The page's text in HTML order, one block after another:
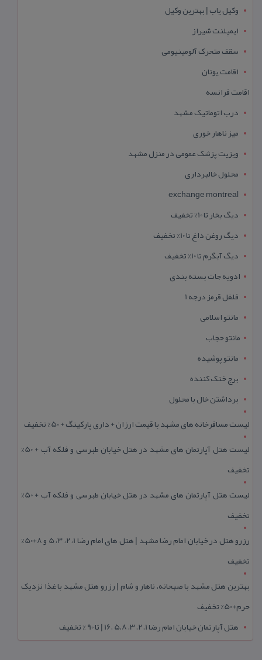
وکیل یاب | بهترین وکیل
ایمپلنت شیراز
سقف متحرک آلومینیومی
اقامت یونان
اقامت فرانسه
درب اتوماتیک مشهد
میز ناهار خوری
ویزیت پزشک عمومی در منزل مشهد
محلول خالبرداری
exchange montreal
دیگ بخار تا 10% تخفیف
دیگ روغن داغ تا 10% تخفیف
دیگ آبگرم تا 10% تخفیف
ادویه جات بسته بندی
فلفل قرمز درجه 1
مانتو اسلامی
مانتو حجاب
مانتو پوشیده
برج خنک کننده
برداشتن خال با محلول
لیست مسافرخانه های مشهد با قیمت ارزان + داری پارکینگ + 50% تخفیف
لیست هتل آپارتمان های مشهد در هتل خیابان طبرسی و فلکه آب + 50%
تخفیف
لیست هتل آپارتمان های مشهد در هتل خیابان طبرسی و فلکه آب + 50%
تخفیف
رزرو هتل در خیابان امام رضا مشهد | هتل‌ های امام رضا 1، 2، 3، 5 و 8+50%
تخفیف
بهترین هتل مشهد با صبحانه، ناهار و شام | رزرو هتل مشهد با غذا نزدیک
حرم+50% تخفیف
هتل آپارتمان خیابان امام رضا 1، 2، 3، 5،8 ،16 | تا 90 % تخفیف